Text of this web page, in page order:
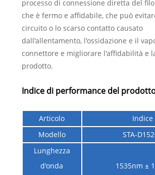
processo di connessione diretta del
che è fermo e affidabile, che può
circuito o lo scarso contatto causato
dall'allentamento, l'ossidazione e il
connettore e migliorare l'affidabilità e
prodotto.
Indice di performance del
Articolo
Indice
Modello
STA-
Lunghezza
d'onda
1535nm ±